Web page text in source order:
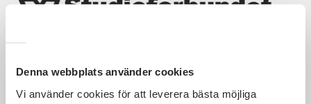
Denna webbplats använder cookies
Vi använder cookies för att leverera bästa möjliga
Lyssna
samhällsaktör som bidrar till demokrati och